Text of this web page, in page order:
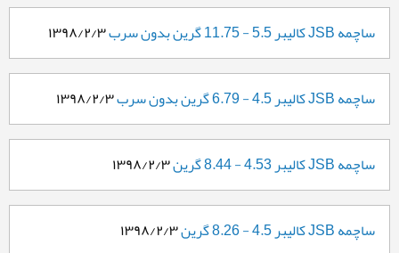
ساچمه JSB کالیبر 5.5 - 11.75 گرین بدون سرب ۱۳۹۸/۲/۳
ساچمه JSB کالیبر 4.5 - 6.79 گرین بدون سرب ۱۳۹۸/۲/۳
ساچمه JSB کالیبر 4.53 - 8.44 گرین ۱۳۹۸/۲/۳
ساچمه JSB کالیبر 4.5 - 8.26 گرین ۱۳۹۸/۲/۳